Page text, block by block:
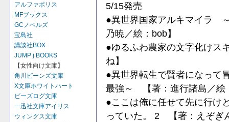
アルファポリス
MFブックス
GCノベルズ
宝島社
講談社BOX
JUMP j BOOKS
【女性向け文庫】
角川ビーンズ文庫
X文庫ホワイトハート
ビーズログ文庫
一迅社文庫アイリス
ウィングス文庫
5/15発売
●異世界国家アルキマイラ
乃暁／絵：bob】
●ゆるふわ農家の文字化け
ね】
●異世界転生で賢者になっ
最強～ 【著：進行諸島／絵
●ここは俺に任せて先に行け
っていた。 2 【著：えぞぎ